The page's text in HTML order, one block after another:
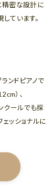
精密な設計に
ています。
ンドピアノで
）、
クールでも採
ッショナルに